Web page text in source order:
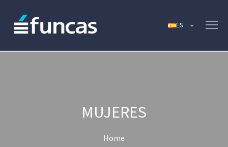
MUJERES
Home